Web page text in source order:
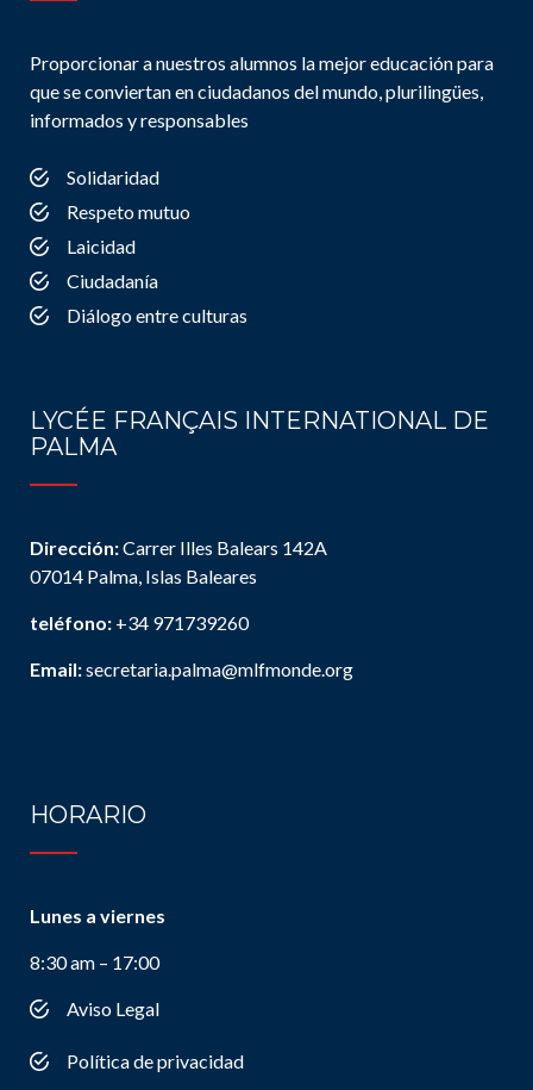
Proporcionar a nuestros alumnos la mejor educación para
que se conviertan en ciudadanos del mundo, plurilingües,
informados y responsables
Solidaridad
Respeto mutuo
Laicidad
Ciudadanía
Diálogo entre culturas
LYCÉE FRANÇAIS INTERNATIONAL DE
PALMA
Dirección:Carrer Illes Balears 142A
07014 Palma, Islas Baleares
teléfono: +34 971739260
Email:secretaria.palma@mlfmonde.org
HORARIO
Lunes a viernes
8:30 am – 17:00
Aviso Legal
Política de privacidad